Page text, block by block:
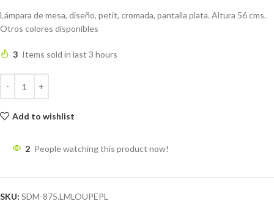
Lámpara de mesa, diseño, petit, cromada, pantalla plata. Altura 56 cms.
Otros colores disponibles
3 Items sold in last 3 hours
Add to wishlist
2 People watching this product now!
SKU: SDM-875.LMLOUPEPL